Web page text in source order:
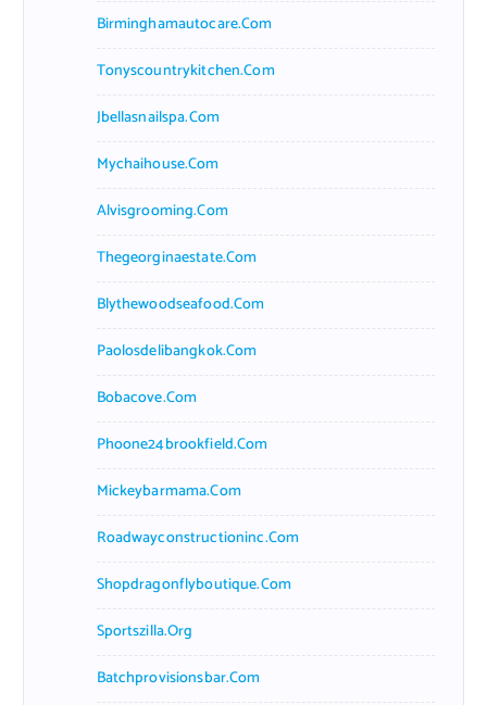
Birminghamautocare.com
Tonyscountrykitchen.com
Jbellasnailspa.com
Mychaihouse.com
Alvisgrooming.com
Thegeorginaestate.com
Blythewoodseafood.com
Paolosdelibangkok.com
Bobacove.com
Phoone24brookfield.com
Mickeybarmama.com
Roadwayconstructioninc.com
Shopdragonflyboutique.com
Sportszilla.org
Batchprovisionsbar.com